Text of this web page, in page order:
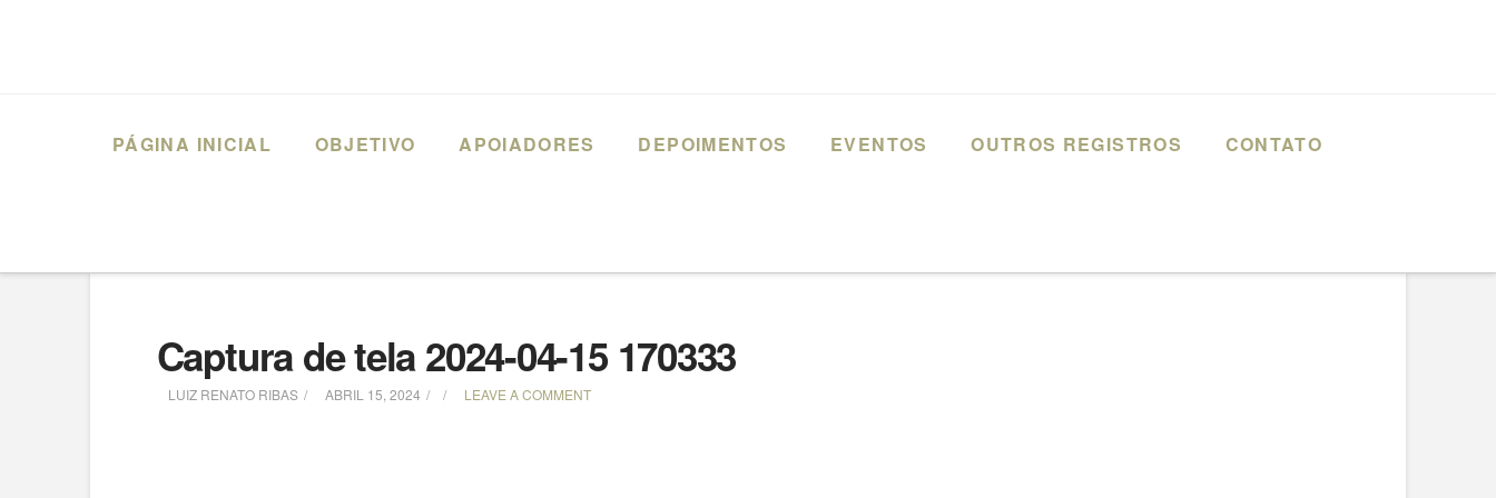
PÁGINA INICIAL OBJETIVO APOIADORES DEPOIMENTOS EVENTOS OUTROS REGISTROS CONTATO
Captura de tela 2024-04-15 170333
LUIZ RENATO RIBAS ABRIL 15, 2024 LEAVE A COMMENT